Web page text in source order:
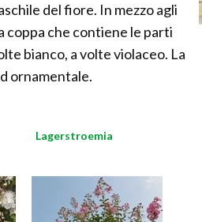
del fiore. In mezzo agli
coppa che contiene le parti
bianco, a volte violaceo. La
ornamentale.
Lagerstroemia